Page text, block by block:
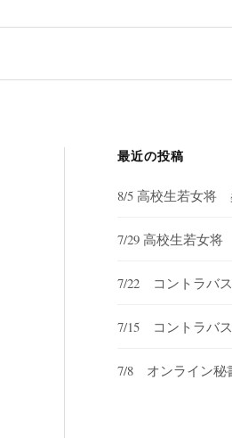
最近の投稿
8/5 高校生若女将
7/29 高校生若女
7/22 コントラバ
7/15 コントラバ
7/8 オンライン